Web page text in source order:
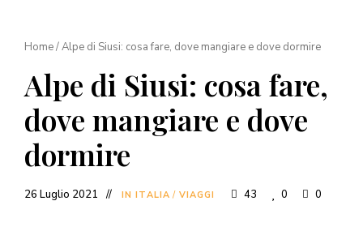
Home/Alpe di Siusi: cosa fare, dove mangiare e dove dormire
Alpe di Siusi: cosa fare,
dove mangiare e dove
dormire
26 Luglio 2021 IN ITALIA / VIAGGI 43 0 0